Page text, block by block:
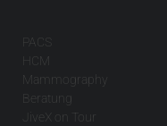
PACS
HCM
Mammography
Beratung
JiveX on Tour